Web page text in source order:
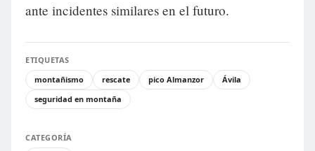
ante incidentes similares en el futuro.
ETIQUETAS
montañismo
rescate pico Almanzor
Ávila
seguridad en montaña
CATEGORÍA